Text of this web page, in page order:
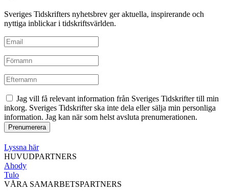
Sveriges Tidskrifters nyhetsbrev ger aktuella, inspirerande och
nyttiga inblickar i tidskriftsvärlden.
Jag vill få relevant information från Sveriges Tidskrifter till min
inkorg. Sveriges Tidskrifter ska inte dela eller sälja min personliga
information. Jag kan när som helst avsluta prenumerationen.
Lyssna här
HUVUDPARTNERS
Ahody
Tulo
VÅRA SAMARBETSPARTNERS